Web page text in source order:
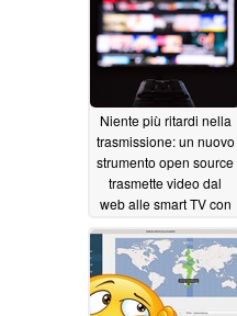
Niente più ritardi nella
trasmissione: un nuovo
strumento open source
trasmette video dal
web alle smart TV con
07/19/2026